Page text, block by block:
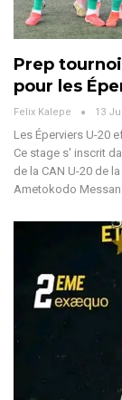
Prep
pour les
Felix Kalepe 13
Les Éperviers U-20
Ce stage s' inscrit
de la CAN U-20 de
Ametokodo Messan